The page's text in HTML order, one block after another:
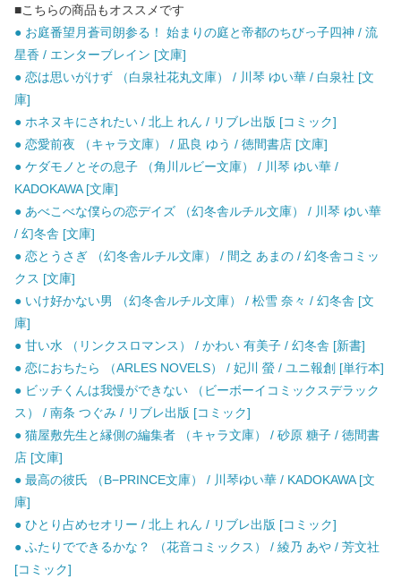
■こちらの商品もオススメです
● お庭番望月蒼司朗参る！ 始まりの庭と帝都のちびっ子四神 / 流
星香 / エンターブレイン [文庫]
● 恋は思いがけず （白泉社花丸文庫） / 川琴 ゆい華 / 白泉社 [文
庫]
● ホネヌキにされたい / 北上 れん / リブレ出版 [コミック]
● 恋愛前夜 （キャラ文庫） / 凪良 ゆう / 徳間書店 [文庫]
● ケダモノとその息子 （角川ルビー文庫） / 川琴 ゆい華 /
KADOKAWA [文庫]
● あべこべな僕らの恋デイズ （幻冬舎ルチル文庫） / 川琴 ゆい華
/ 幻冬舎 [文庫]
● 恋とうさぎ （幻冬舎ルチル文庫） / 間之 あまの / 幻冬舎コミッ
クス [文庫]
● いけ好かない男 （幻冬舎ルチル文庫） / 松雪 奈々 / 幻冬舎 [文
庫]
● 甘い水 （リンクスロマンス） / かわい 有美子 / 幻冬舎 [新書]
● 恋におちたら （ARLES NOVELS） / 妃川 螢 / ユニ報創 [単行本]
● ビッチくんは我慢ができない （ビーボーイコミックスデラック
ス） / 南条 つぐみ / リブレ出版 [コミック]
● 猫屋敷先生と縁側の編集者 （キャラ文庫） / 砂原 糖子 / 徳間書
店 [文庫]
● 最高の彼氏 （B−PRINCE文庫） / 川琴ゆい華 / KADOKAWA [文
庫]
● ひとり占めセオリー / 北上 れん / リブレ出版 [コミック]
● ふたりでできるかな？ （花音コミックス） / 綾乃 あや / 芳文社
[コミック]